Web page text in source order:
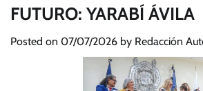
FUTURO: YARABÍ ÁVILA
Posted on 07/07/2026 by Redacción